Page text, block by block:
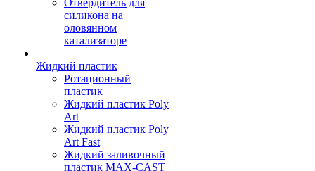
Отвердитель для
силикона на
оловянном
катализаторе
Жидкий пластик
Ротационный
пластик
Жидкий пластик Poly
Art
Жидкий пластик Poly
Art Fast
Жидкий заливочный
пластик MAX-CAST